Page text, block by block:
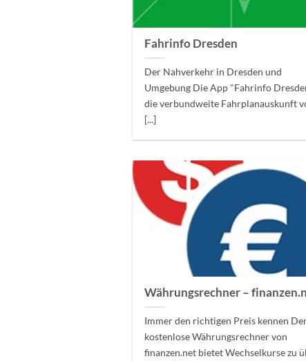
Fahrinfo Dresden
Der Nahverkehr in Dresden und
Umgebung Die App "Fahrinfo
die verbundweite Fahrplanauskunft
[...]
Währungsrechner –
Immer den richtigen Preis kennen
kostenlose Währungsrechner von
finanzen.net bietet Wechselkurse zu